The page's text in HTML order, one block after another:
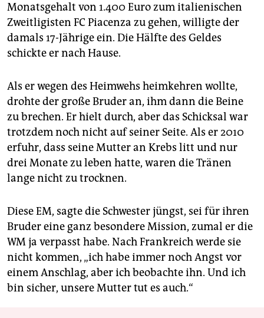
Monatsgehalt von 1.400 Euro zum italienischen
Zweitligisten FC Piacenza zu gehen, willigte der
damals 17-Jährige ein. Die Hälfte des Geldes
schickte er nach Hause.
Als er wegen des Heimwehs heimkehren wollte,
drohte der große Bruder an, ihm dann die Beine
zu brechen. Er hielt durch, aber das Schicksal war
trotzdem noch nicht auf seiner Seite. Als er 2010
erfuhr, dass seine Mutter an Krebs litt und nur
drei Monate zu leben hatte, waren die Tränen
lange nicht zu trocknen.
Diese EM, sagte die Schwester jüngst, sei für ihren
Bruder eine ganz besondere Mission, zumal er die
WM ja verpasst habe. Nach Frankreich werde sie
nicht kommen, „ich habe immer noch Angst vor
einem Anschlag, aber ich beobachte ihn. Und ich
bin sicher, unsere Mutter tut es auch.“